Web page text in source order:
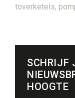
toverketels,
SCHRIJF
HOOGTE